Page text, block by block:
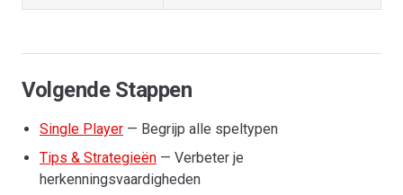
Volgende Stappen
Single Player — Begrijp alle speltypen
Tips & Strategieën — Verbeter je
herkenningsvaardigheden